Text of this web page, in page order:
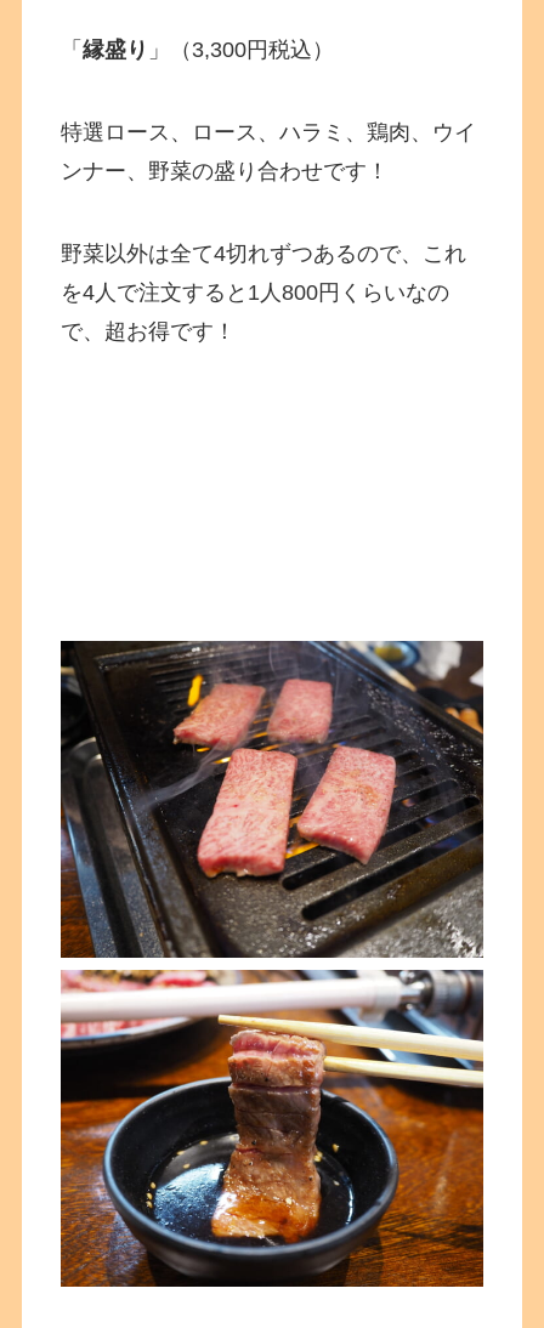
「縁盛り 」（3,300円税込）
特選ロース、ロース、ハラミ、鶏肉、ウイ
ンナー、野菜の盛り合わせです！
野菜以外は全て4切れずつあるので、これ
を4人で注文すると1人800円くらいなの
で、超お得です！